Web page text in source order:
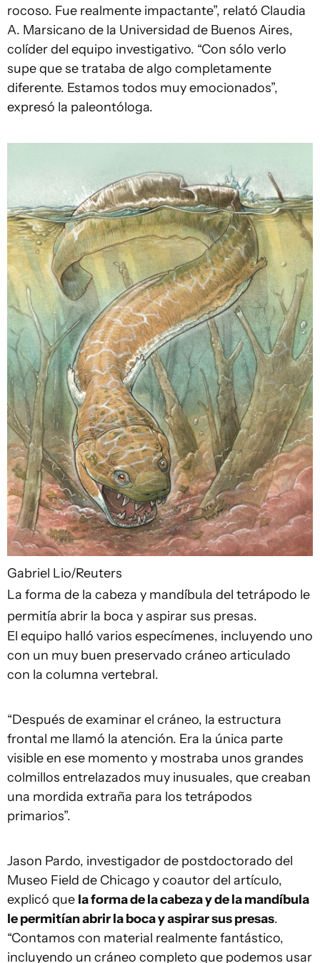
rocoso. Fue realmente impactante”, relató Claudia
A. Marsicano de la Universidad de Buenos Aires,
colíder del equipo investigativo. “Con sólo verlo
supe que se trataba de algo completamente
diferente. Estamos todos muy emocionados”,
expresó la paleontóloga.
Gabriel Lio/Reuters
La forma de la cabeza y mandíbula del tetrápodo le
permitía abrir la boca y aspirar sus presas.
El equipo halló varios especímenes, incluyendo uno
con un muy buen preservado cráneo articulado
con la columna vertebral.
“Después de examinar el cráneo, la estructura
frontal me llamó la atención. Era la única parte
visible en ese momento y mostraba unos grandes
colmillos entrelazados muy inusuales, que creaban
una mordida extraña para los tetrápodos
primarios”.
Jason Pardo, investigador de postdoctorado del
Museo Field de Chicago y coautor del artículo,
explicó que la forma de la cabeza y de la mandíbula
le permitían abrir la boca y aspirar sus presas.
“Contamos con material realmente fantástico,
incluyendo un cráneo completo que podemos usar